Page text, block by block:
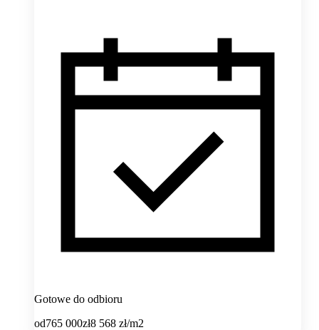
Gotowe do odbioru
od765 000zł8 568 zł/m2